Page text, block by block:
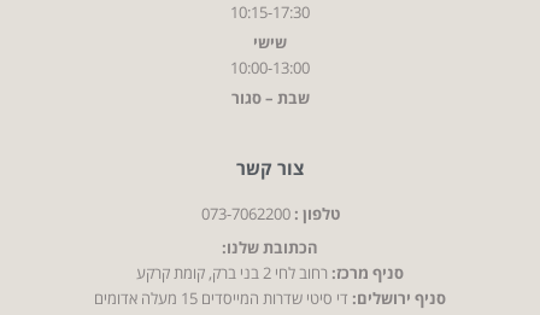
10:15-17:30
שישי
10:00-13:00
שבת – סגור
צור קשר
טלפון : 073-7062200
הכתובת שלנו:
סניף מרכז:רחוב לחי 2 בני ברק, קומת קרקע
סניף ירושלים:די סיטי שדרות המייסדים 15 מעלה אדומים